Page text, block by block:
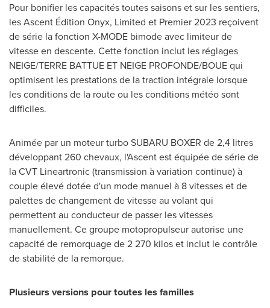
Pour bonifier les capacités toutes saisons et sur les sentiers,
les Ascent Édition Onyx, Limited et Premier 2023 reçoivent
de série la fonction X-MODE bimode avec limiteur de
vitesse en descente. Cette fonction inclut les réglages
NEIGE/TERRE BATTUE ET NEIGE PROFONDE/BOUE qui
optimisent les prestations de la traction intégrale lorsque
les conditions de la route ou les conditions météo sont
difficiles.
Animée par un moteur turbo SUBARU BOXER de 2,4 litres
développant 260 chevaux, l'Ascent est équipée de série de
la CVT Lineartronic (transmission à variation continue) à
couple élevé dotée d'un mode manuel à 8 vitesses et de
palettes de changement de vitesse au volant qui
permettent au conducteur de passer les vitesses
manuellement. Ce groupe motopropulseur autorise une
capacité de remorquage de 2 270 kilos et inclut le contrôle
de stabilité de la remorque.
Plusieurs versions pour toutes les familles